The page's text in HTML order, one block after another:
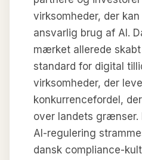
virksomheder, der
ansvarlig brug af AI.
mærket allerede skabt
standard for digital
virksomheder, der
konkurrencefordel,
over landets grænser.
AI-regulering
dansk compliance-